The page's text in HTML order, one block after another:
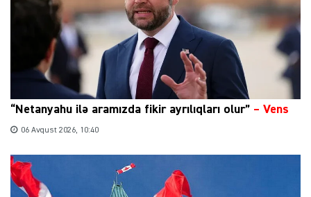
“Netanyahu ilə aramızda fikir ayrılıqları olur” – Vens
06 Avqust 2026, 10:40